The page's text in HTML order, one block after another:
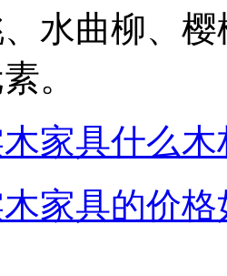
水曲柳、
。
家具什么木
家具的价格